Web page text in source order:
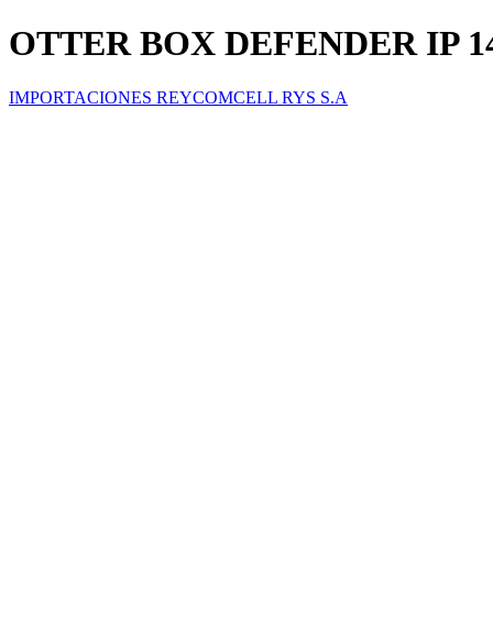
OTTER BOX DEFENDER IP
IMPORTACIONES REYCOMCELL RYS S.A